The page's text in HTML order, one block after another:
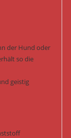
der Hund oder
so die
geistig